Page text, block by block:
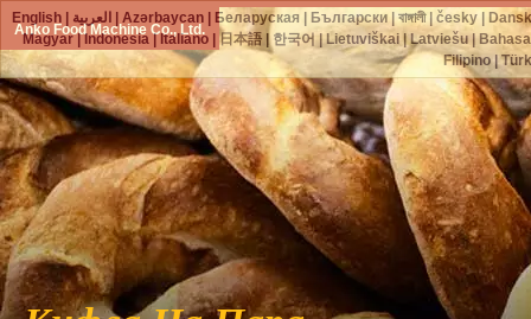
Anko Food Machine Co., Ltd.
English العربية |Azərbaycan Беларуская Български |বাঙ্গালী|česky
Magyar|Indonesia| Italiano| 日本語|한국어|Lietuviškai|Latviešu|
Filipino|